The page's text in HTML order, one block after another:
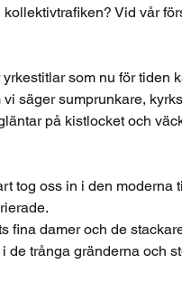
Vid vår
som nu för tiden
säger sumprunkare,
på kistlocket och
tog oss in i den moderna
fina damer och de
de trånga gränderna och